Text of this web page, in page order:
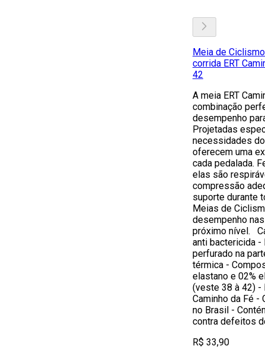
Meia de
corrida ERT
42
A meia ERT
combinação
desempenho
Projetadas
necessidades
oferecem uma
cada pedalada.
elas são
compressão
suporte durante
Meias de
desempenho
próximo nível.
anti bactericida
perfurado na
térmica -
elastano e 02%
(veste 38 à 42) -
Caminho da Fé -
no Brasil -
contra defeitos
R$ 33,90